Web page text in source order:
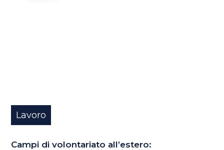
Lavoro
Campi di volontariato all’estero: